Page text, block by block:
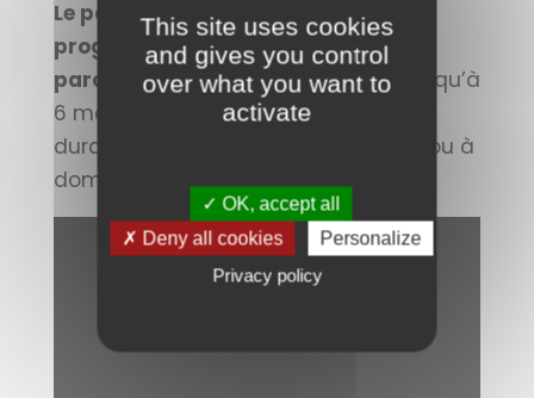
Le patient pourra bénéficier du
programme tout au long de son
parcours de soins, du diagnostic jusqu’à
6 mois post-traitement, que ce soit
durant ses phases d’hospitalisation ou à
domicile.
This site uses cookies
and gives you control
over what you want to
activate
✓ OK, accept all
✗ Deny all cookies
Personalize
Privacy policy